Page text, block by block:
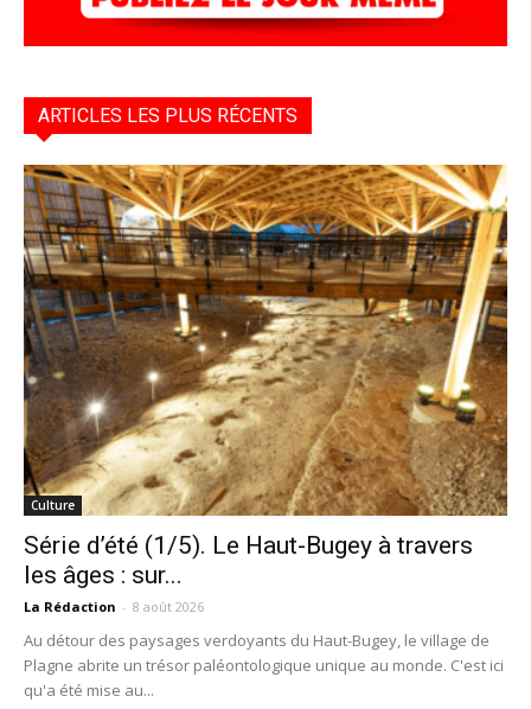
ARTICLES LES PLUS RÉCENTS
Culture
Série d’été (1/5). Le Haut-Bugey à travers
les âges : sur...
La Rédaction - 8 août 2026
Au détour des paysages verdoyants du Haut-Bugey, le village de
Plagne abrite un trésor paléontologique unique au monde. C'est ici
qu'a été mise au...